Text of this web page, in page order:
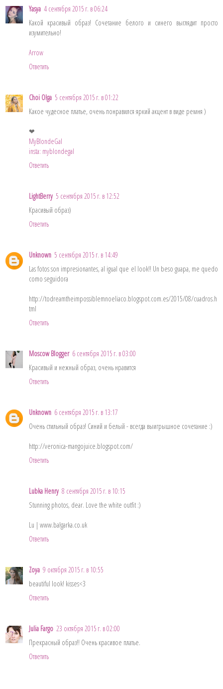
Yasya 4 сентября 2015 г. в 06:24
Какой красивый образ! Сочетание белого и синего выглядит просто
изумительно!
Arrow
Ответить
Choi Olga 5 сентября 2015 г. в 01:22
Какое чудесное платье, очень понравился яркий акцент в виде ремня )
❤
MyBlondeGal
insta: myblondegal
Ответить
LightBerry 5 сентября 2015 г. в 12:52
Красивый образ)
Ответить
Unknown 5 сентября 2015 г. в 14:49
Las fotos son impresionantes, al igual que el look!! Un beso guapa, me quedo
como seguidora
http://todreamtheimpossiblemnoeliaco.blogspot.com.es/2015/08/cuadros.h
tml
Ответить
Moscow Blogger 6 сентября 2015 г. в 03:00
Красивый и нежный образ, очень нравится
Ответить
Unknown 6 сентября 2015 г. в 13:17
Очень стильный образ! Синий и белый - всегда выигрышное сочетание :)
http://veronica-mangojuice.blogspot.com/
Ответить
Lubka Henry 8 сентября 2015 г. в 10:15
Stunning photos, dear. Love the white outfit :)
Lu | www.balgarka.co.uk
Ответить
Zoya 9 октября 2015 г. в 10:55
beautiful look! kisses<3
Ответить
Julia Fargo 23 октября 2015 г. в 02:00
Прекрасный образ!! Очень красивое платье.
Ответить